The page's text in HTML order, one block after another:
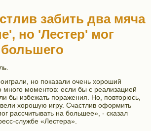
забить два мяча
но 'Лестер' мог
но показали очень хороший
моментов: если бы с реализацией
бы избежать поражения. Но, повторюсь,
хорошую игру. Счастлив оформить
рассчитывать на большее», - сказал
службе «Лестера».